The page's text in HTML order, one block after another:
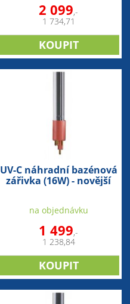
2 099,-
1 734,71
UV-C náhradní bazénová
zářivka (16W) - novější
na objednávku
1 499,-
1 238,84